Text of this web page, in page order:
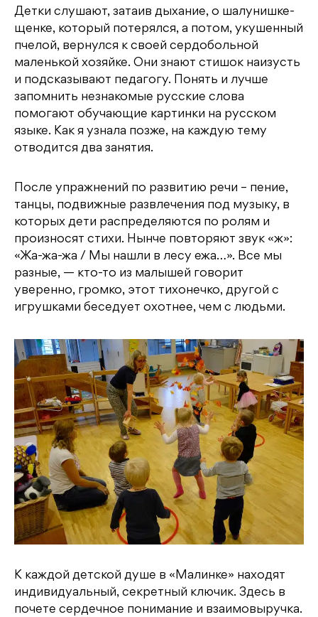
Детки слушают, затаив дыхание, о шалунишке-
щенке, который потерялся, а потом, укушенный
пчелой, вернулся к своей сердобольной
маленькой хозяйке. Они знают стишок наизусть
и подсказывают педагогу. Понять и лучше
запомнить незнакомые русские слова
помогают обучающие картинки на русском
языке. Как я узнала позже, на каждую тему
отводится два занятия.
После упражнений по развитию речи – пение,
танцы, подвижные развлечения под музыку, в
которых дети распределяются по ролям и
произносят стихи. Нынче повторяют звук «ж»:
«Жа-жа-жа / Мы нашли в лесу ежа…». Все мы
разные, — кто-то из малышей говорит
уверенно, громко, этот тихонечко, другой с
игрушками беседует охотнее, чем с людьми.
К каждой детской душе в «Малинке» находят
индивидуальный, секретный ключик. Здесь в
почете сердечное понимание и взаимовыручка.